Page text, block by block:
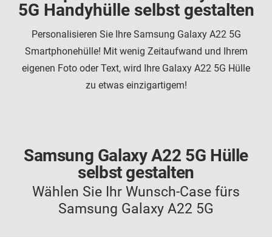
5G Handyhülle selbst gestalten
Personalisieren Sie Ihre Samsung Galaxy A22 5G
Smartphonehülle! Mit wenig Zeitaufwand und Ihrem
eigenen Foto oder Text, wird Ihre Galaxy A22 5G Hülle
zu etwas einzigartigem!
Samsung Galaxy A22 5G Hülle
selbst gestalten
Wählen Sie Ihr Wunsch-Case fürs
Samsung Galaxy A22 5G